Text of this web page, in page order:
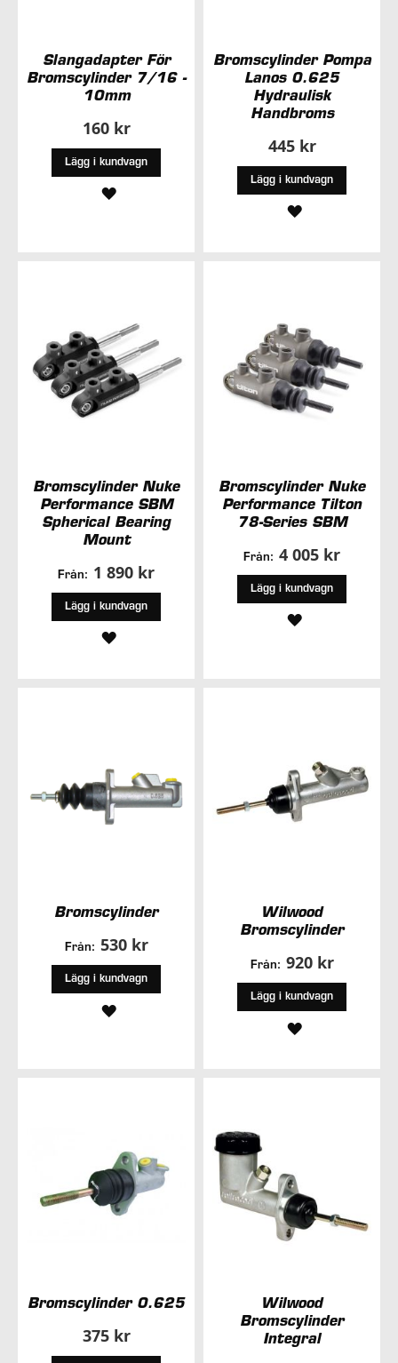
Slangadapter För
Bromscylinder 7/16 -
10mm
160 kr
Lägg i kundvagn
LÄGG
Bromscylinder Pompa
Lanos 0.625
Hydraulisk
Handbroms
445 kr
Lägg i kundvagn
LÄGG
Bromscylinder Nuke
Performance SBM
Spherical Bearing
Mount
Från: 1 890 kr
Lägg i kundvagn
LÄGG
Bromscylinder Nuke
Performance Tilton
78-Series SBM
Från: 4 005 kr
Lägg i kundvagn
LÄGG
Bromscylinder
Från: 530 kr
Lägg i kundvagn
LÄGG
Wilwood
Bromscylinder
Från: 920 kr
Lägg i kundvagn
LÄGG
Bromscylinder 0.625
375 kr
Wilwood
Bromscylinder
Integral